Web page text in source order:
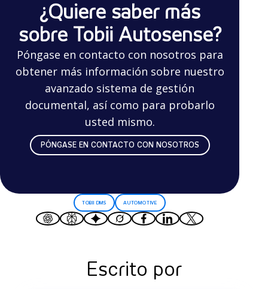
¿Quiere saber más
sobre Tobii Autosense?
Póngase en contacto con nosotros para
obtener más información sobre nuestro
avanzado sistema de gestión
documental, así como para probarlo
usted mismo.
PÓNGASE EN CONTACTO CON NOSOTROS
TOBII DMS AUTOMOTIVE
Escrito por